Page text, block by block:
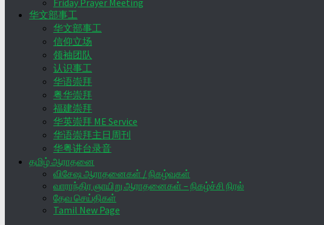
Friday Prayer Meeting
华文部事工
华文部事工
信仰立场
领袖团队
认识事工
华语崇拜
粤华崇拜
福建崇拜
华英崇拜 ME Service
华语崇拜主日周刊
华粤讲台录音
தமிழ் ஆராதனை
விசேஷ ஆராதனைகள் / நிகழ்வுகள்
வாராந்திர ஞாயிறு ஆராதனைகள் – நிகழ்ச்சி நிரல்
தேவ செய்திகள்
Tamil New Page